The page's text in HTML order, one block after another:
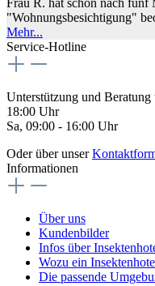
Frau R. hat schon nach fünf
"Wohnungsbesichtigung"
Mehr...
Service-Hotline
Unterstützung und Beratung
18:00 Uhr
Sa, 09:00 - 16:00 Uhr
Oder über unser
Informationen
Über uns
Kundenbilder
Infos über
Wozu ein
Die passende